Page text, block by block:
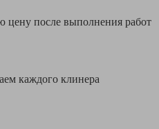
цену после выполнения работ
каждого клинера